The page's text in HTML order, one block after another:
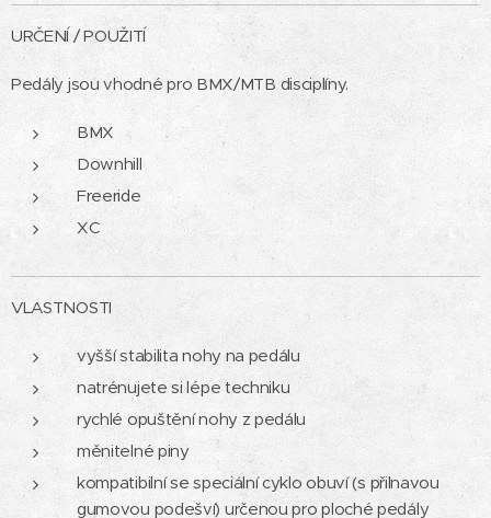
URČENÍ / POUŽITÍ
Pedály jsou vhodné pro BMX/MTB disciplíny.
BMX
Downhill
Freeride
XC
VLASTNOSTI
vyšší stabilita nohy na pedálu
natrénujete si lépe techniku
rychlé opuštění nohy z pedálu
měnitelné piny
kompatibilní se speciální cyklo obuví (s přilnavou
gumovou podešví) určenou pro ploché pedály